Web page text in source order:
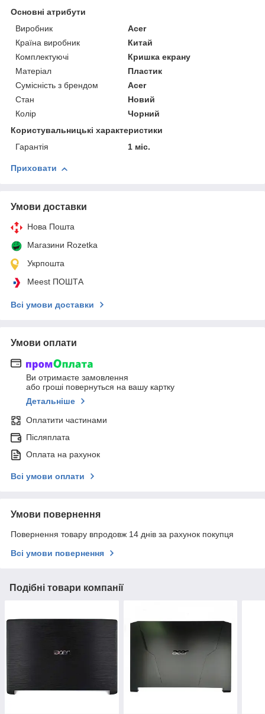
Основні атрибути
Виробник
Acer
Країна виробник
Китай
Комплектуючі
Кришка екрану
Матеріал
Пластик
Сумісність з брендом
Acer
Стан
Новий
Колір
Чорний
Користувальницькі характеристики
Гарантія
1 міс.
Приховати
Умови доставки
Нова Пошта
Магазини Rozetka
Укрпошта
Meest ПОШТА
Всі умови доставки
Умови оплати
Ви отримаєте замовлення
або гроші повернуться на вашу картку
Детальніше
Оплатити частинами
Післяплата
Оплата на рахунок
Всі умови оплати
Умови повернення
Повернення товару впродовж 14 днів за рахунок покупця
Всі умови повернення
Подібні товари компанії